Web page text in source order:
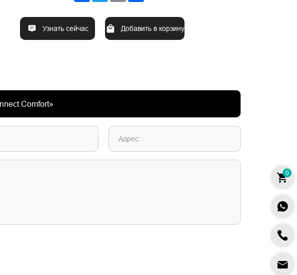
Узнать сейчас Добавить в корзину
Адрес:
0